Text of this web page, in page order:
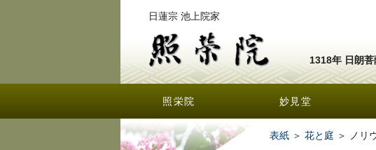
日蓮宗 池上院家
1318年 日朗
照栄院 妙見堂
表紙＞ 花と庭 ＞ ノリ